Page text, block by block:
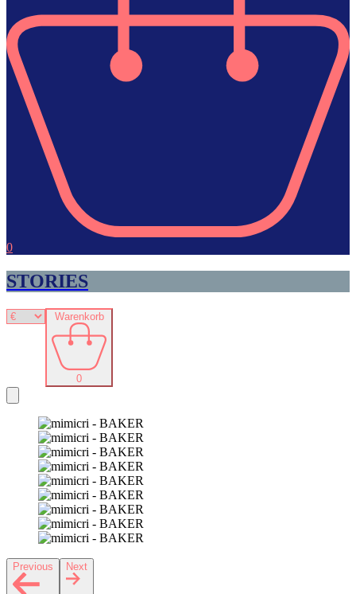
0
STORIES
Warenkorb
0
Previous Next